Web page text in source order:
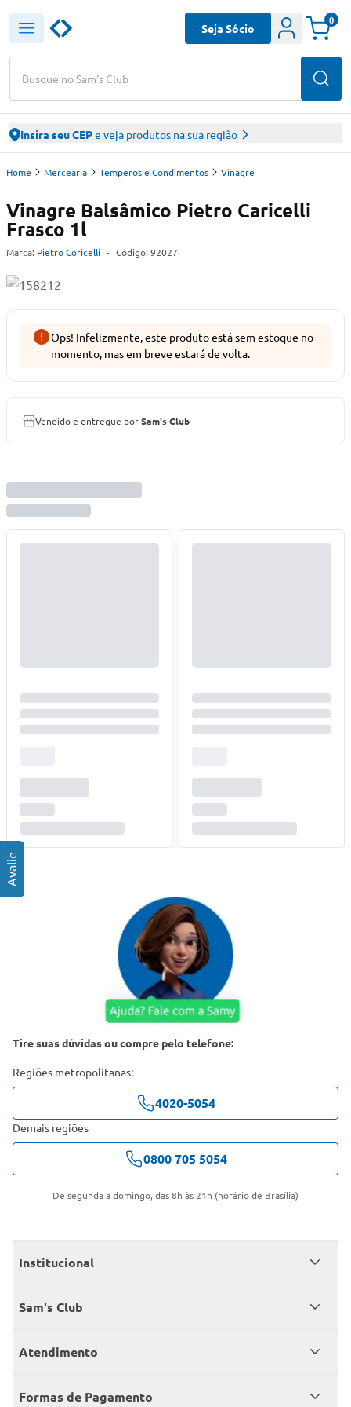
Busque no Sam's Club
Seja Sócio
0
Insira seu CEPe veja produtos na sua região
Home Mercearia Temperos e Condimentos Vinagre
Vinagre Balsâmico Pietro Caricelli
Frasco 1l
Marca: Pietro Coricelli - Código: 92027
Ops! Infelizmente, este produto está sem estoque no
momento, mas em breve estará de volta.
Vendido e entregue porSam's Club
Tire suas dúvidas ou compre pelo telefone:
Regiões metropolitanas:
4020-5054
Demais regiões
0800 705 5054
De segunda a domingo, das 8h às 21h (horário de Brasília)
Institucional
Quem somos
Encontre um Clube
Sam's Club
Seja sócio
Atendimento
Fale conosco
Formas de Pagamento